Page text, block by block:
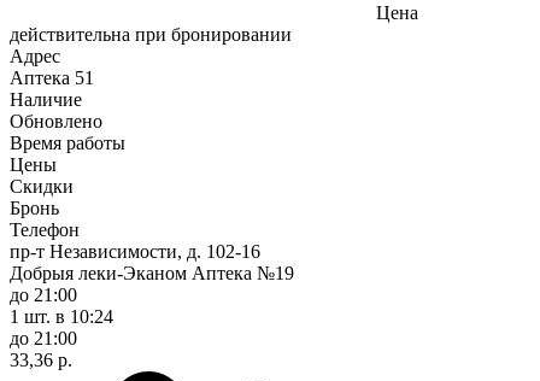
Цена
действительна при бронировании
Адрес
Аптека 51
Наличие
Обновлено
Время работы
Цены
Скидки
Бронь
Телефон
пр-т Независимости, д. 102-16
Добрыя леки-Эканом Аптека №19
до 21:00
1 шт. в 10:24
до 21:00
33,36 р.